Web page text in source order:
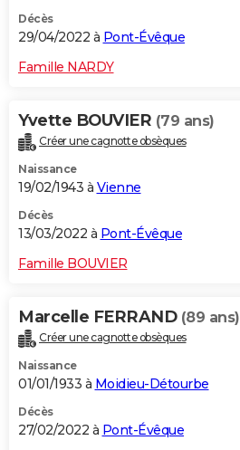
Décès
29/04/2022 à Pont-Évêque
Famille NARDY
Yvette BOUVIER (79 ans)
Créer une cagnotte obsèques
Naissance
19/02/1943 à Vienne
Décès
13/03/2022 à Pont-Évêque
Famille BOUVIER
Marcelle FERRAND (89 ans)
Créer une cagnotte obsèques
Naissance
01/01/1933 à Moidieu-Détourbe
Décès
27/02/2022 à Pont-Évêque